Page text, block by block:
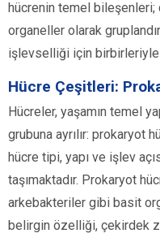
hücrenin temel bileşenleri;
organeller olarak
işlevselliği için birbirleriyle
Hücre Çeşitleri:
Hücreler, yaşamın temel
grubuna ayrılır: prokaryot
hücre tipi, yapı ve işlev
taşımaktadır. Prokaryot
arkebakteriler gibi basit
belirgin özelliği, çekirdek